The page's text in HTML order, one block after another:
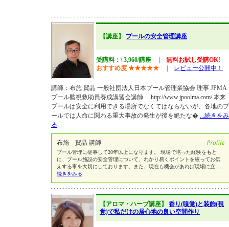
【講座】 プールの安全管理講座
受講料：\ 3,960/講座
無料お試し受講OK!
おすすめ度 ★★★★★ レビュー公開中！
講師：布施 賀晶 一般社団法人日本プール管理業協会 理事 JPMA
プール監視救助員養成講習会講師 http://www.jpoolma.com/ 本来
プールは安全に利用できる場所でなくてはならないが、各地のプ
ールでは人命に関わる重大事故の発生が後を絶たな� ...続きをみ
る
布施 賀晶 講師
プール管理に従事して20年以上になります。 現場で培った経験をもと
に、プール施設の安全管理について、わかり易くポイントを絞ってお伝
えする事を大切にしております。また、現在も機会があれば現場に立
続きをみる
【アロマ・ハーブ講座】 香り(嗅覚)と装飾(視
覚)で私だけの居心地の良い空間作り